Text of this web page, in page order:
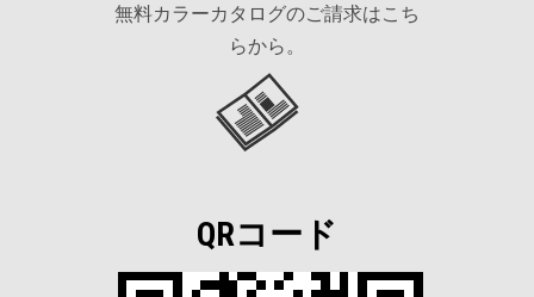
無料カラーカタログのご請求はこち
らから。
QRコード